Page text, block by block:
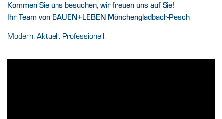
Kommen Sie uns besuchen, wir freuen uns auf Sie!
Ihr Team von BAUEN+LEBEN Mönchengladbach-Pesch
Modern. Aktuell. Professionell.